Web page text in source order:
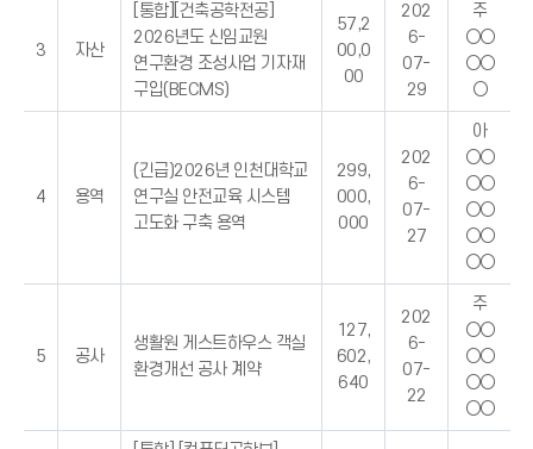
3 자산
[통합][건축공학전공]
2026년도 신임교원
연구환경 조성사업 기자재
구입(BECMS)
57,2
00,0
00
202
6-
07-
29
주
○○
○○
○
4 용역
(긴급)2026년 인천대학교
연구실 안전교육 시스템
고도화 구축 용역
299,
000,
000
202
6-
07-
27
아
○○
○○
○○
○○
○○
5 공사
생활원 게스트하우스 객실
환경개선 공사 계약
127,
602,
640
202
6-
07-
22
주
○○
○○
○○
○○